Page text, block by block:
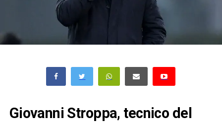
Giovanni Stroppa, tecnico del